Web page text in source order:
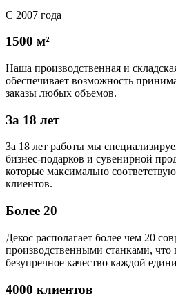
С 2007 года
1500 м²
Наша производственная и
обеспечивает возможность
заказы любых объемов.
За 18 лет
За 18 лет работы мы
бизнес-подарков и сувенирной
которые максимально
клиентов.
Более 20
Декос располагает более чем 20
производственными станками, что
безупречное качество каждой
4000 клиентов